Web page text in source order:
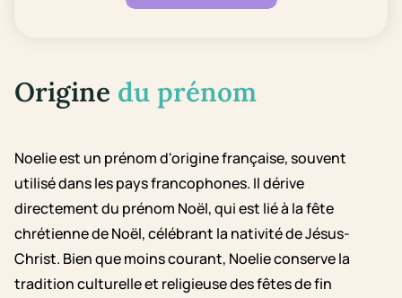
Origine du prénom
Noelie est un prénom d'origine française, souvent
utilisé dans les pays francophones. Il dérive
directement du prénom Noël, qui est lié à la fête
chrétienne de Noël, célébrant la nativité de Jésus-
Christ. Bien que moins courant, Noelie conserve la
tradition culturelle et religieuse des fêtes de fin